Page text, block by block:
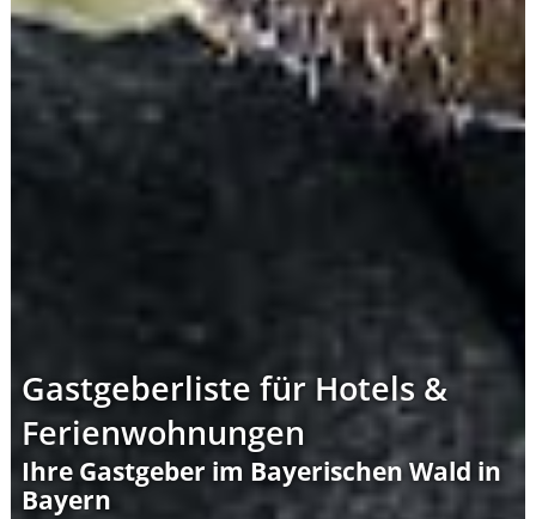
Gastgeberliste für Hotels &
Ferienwohnungen
Ihre Gastgeber im Bayerischen Wald in
Bayern